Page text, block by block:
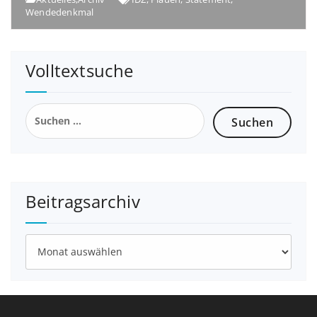
Wendedenkmal
Volltextsuche
Beitragsarchiv